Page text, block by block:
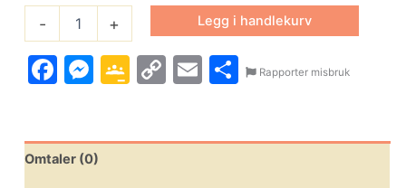
- + Legg i handlekurv
Facebook
Messenger
Google
CopyEmailShare
Rapporter misbruk
Omtaler (0)